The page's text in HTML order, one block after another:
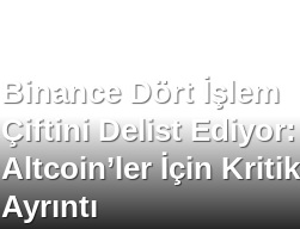
Binance Dört İşlem
Çiftini Delist Ediyor:
Altcoin’ler İçin Kritik
Ayrıntı